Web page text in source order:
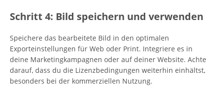
Schritt 4: Bild speichern und verwenden
Speichere das bearbeitete Bild in den optimalen
Exporteinstellungen für Web oder Print. Integriere es in
deine Marketingkampagnen oder auf deiner Website. Achte
darauf, dass du die Lizenzbedingungen weiterhin einhältst,
besonders bei der kommerziellen Nutzung.